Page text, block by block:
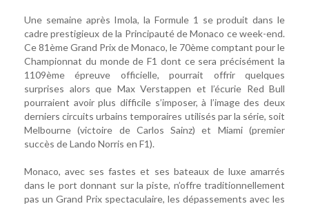
Une semaine après Imola, la Formule 1 se produit dans le
cadre prestigieux de la Principauté de Monaco ce week-end.
Ce 81ème Grand Prix de Monaco, le 70ème comptant pour le
Championnat du monde de F1 dont ce sera précisément la
1109ème épreuve officielle, pourrait offrir quelques
surprises alors que Max Verstappen et l’écurie Red Bull
pourraient avoir plus difficile s’imposer, à l’image des deux
derniers circuits urbains temporaires utilisés par la série, soit
Melbourne (victoire de Carlos Sainz) et Miami (premier
succès de Lando Norris en F1).
Monaco, avec ses fastes et ses bateaux de luxe amarrés
dans le port donnant sur la piste, n’offre traditionnellement
pas un Grand Prix spectaculaire, les dépassements avec les